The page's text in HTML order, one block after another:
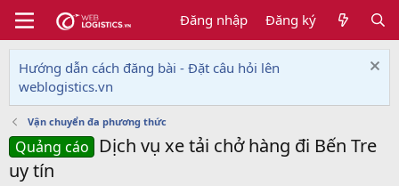
Đăng nhập Đăng ký
Hướng dẫn cách đăng bài - Đặt câu hỏi lên
weblogistics.vn
Vận chuyển đa phương thức
Quảng cáo
Dịch vụ xe tải chở hàng đi Bến Tre
uy tín